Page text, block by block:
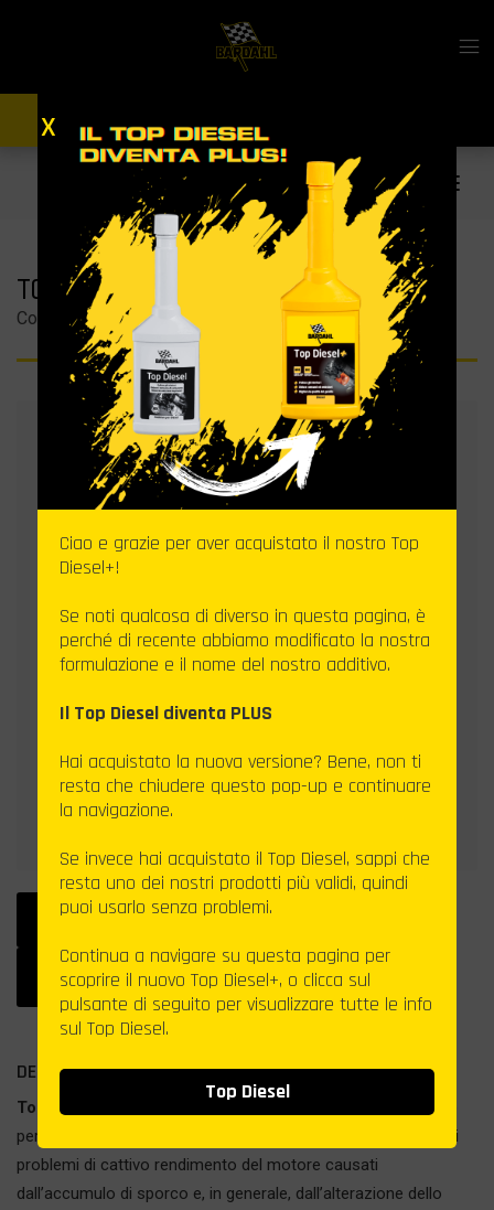
/ Prodotti / Auto / Additivi Carburante
TOP DIESEL+
Codice prodotto: 120018
SCHEDA TECNICA
VEDI PRODOTTO SU
BARDAHLADDITIVI.IT
DESCRIZIONE
Top Diesel+
è un potente additivo multifunzionale formulato
per migliorare notevolmente la qualità del gasolio e risolvere i
problemi di cattivo rendimento del motore causati
dall’accumulo di sporco e, in generale, dall’alterazione dello
X
Ciao e grazie per aver acquistato il nostro Top
Diesel+!
Se noti qualcosa di diverso in questa pagina, è
perché di recente abbiamo modificato la nostra
formulazione e il nome del nostro additivo.
Il Top Diesel diventa PLUS
Hai acquistato la nuova versione? Bene, non ti
resta che chiudere questo pop-up e continuare
la navigazione.
Se invece hai acquistato il Top Diesel, sappi che
resta uno dei nostri prodotti più validi, quindi
puoi usarlo senza problemi.
Continua a navigare su questa pagina per
scoprire il nuovo Top Diesel+, o clicca sul
pulsante di seguito per visualizzare tutte le info
sul Top Diesel.
Top Diesel